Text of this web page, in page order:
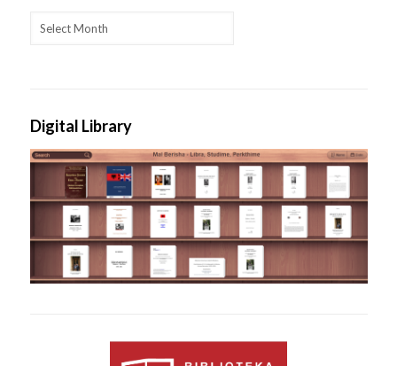
Digital Library